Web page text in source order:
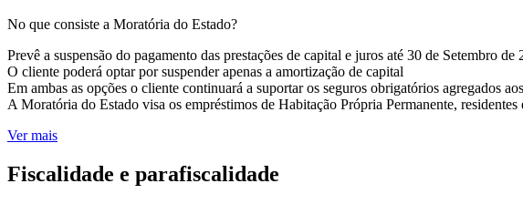
No que consiste a Moratória do Estado?
Prevê a suspensão do pagamento das prestações de capital e juros até 30 de Setembro de
O cliente poderá optar por suspender apenas a amortização de capital
Em ambas as opções o cliente continuará a suportar os seguros obrigatórios agregados
A Moratória do Estado visa os empréstimos de Habitação Própria Permanente,
Ver mais
Fiscalidade e parafiscalidade